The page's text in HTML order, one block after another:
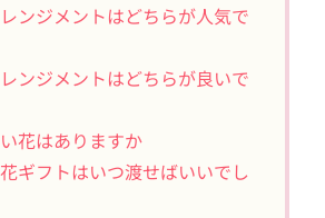
ンジメントはどちらが人気で
ンジメントはどちらが良いで
花はありますか
ギフトはいつ渡せばいいでし